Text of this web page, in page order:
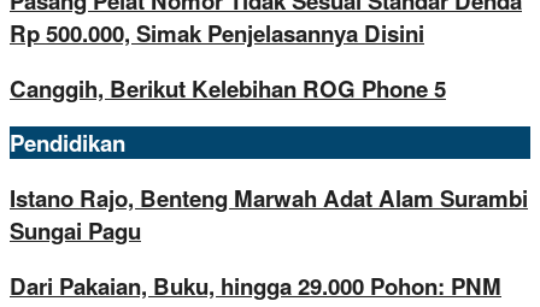
Rp 500.000, Simak Penjelasannya Disini
Canggih, Berikut Kelebihan ROG Phone 5
Pendidikan
Istano Rajo, Benteng Marwah Adat Alam Surambi
Sungai Pagu
Dari Pakaian, Buku, hingga 29.000 Pohon: PNM